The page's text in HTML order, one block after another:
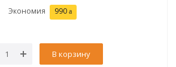
Экономия 990
В корзину